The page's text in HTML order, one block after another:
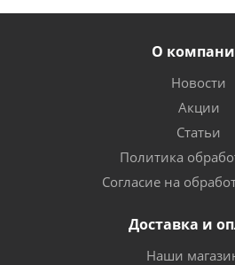
О
Новости
Акции
Статьи
Политика
Согласие на
Доставка и
Наши